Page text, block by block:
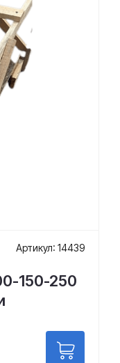
Артикул: 14439
150-250